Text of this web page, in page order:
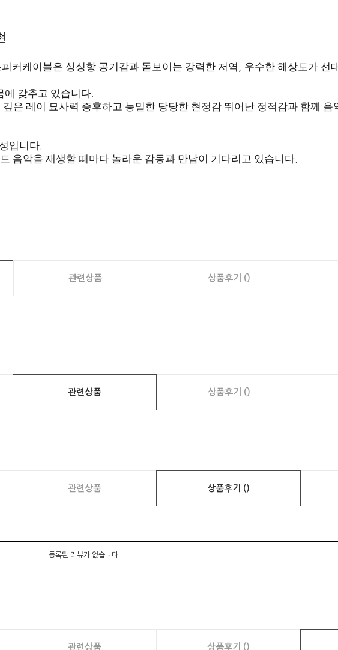
커케이블은 싱싱항 공기감과 돋보이는 강력한 저역
우수한 해상도가 선
에 갖추고 있습니다
깊은 레이 묘사력 증후하고 농밀한 당당한 현정감 뛰어난 정적감과 함께 음
입니다
음악을 재생할 때마다 놀라운 감동과 만남이 기다리고 있습니다
관련상품 상품후기 ()
관련상품 상품후기 ()
관련상품 상품후기 ()
등록된 리뷰가 없습니다.
관련상품 상품후기 ()